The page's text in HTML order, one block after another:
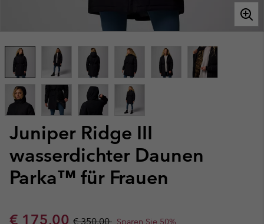
Juniper Ridge III
wasserdichter Daunen
Parka™ für Frauen
Sale price:
€ 175,00 Regular price:
€ 350,00 Sparen Sie 50%